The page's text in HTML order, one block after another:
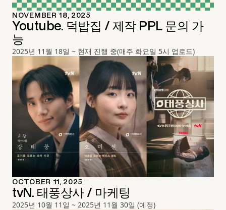
NOVEMBER 18, 2025
Youtube. 덕밥집 / 제작 PPL 문의 가
능
2025년 11월 18일 ~ 현재 진행 중(매주 화요일 5시 업로드)
OCTOBER 11, 2025
tvN. 태풍상사 / 마케팅
2025년 10월 11일 ~ 2025년 11월 30일 (예정)